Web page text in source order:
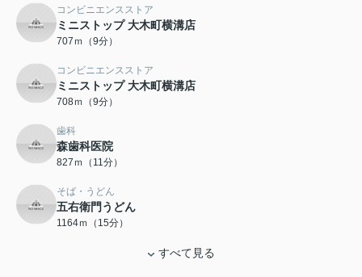
コンビニエンスストア
ミニストップ 大木町横溝店
707ｍ（9分）
コンビニエンスストア
ミニストップ 大木町横溝店
708ｍ（9分）
歯科
森歯科医院
827ｍ（11分）
そば・うどん
五右衛門うどん
1164ｍ（15分）
すべて見る